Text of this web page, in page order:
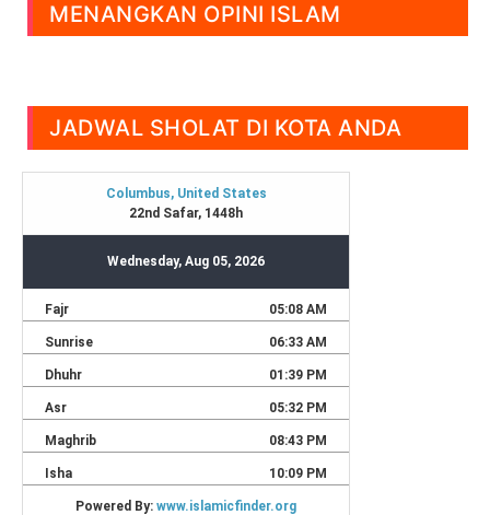
MENANGKAN OPINI ISLAM
JADWAL SHOLAT DI KOTA ANDA